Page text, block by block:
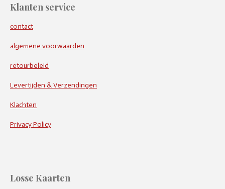
Klanten service
contact
algemene voorwaarden
retourbeleid
Levertijden & Verzendingen
Klachten
Privacy Policy
Losse Kaarten